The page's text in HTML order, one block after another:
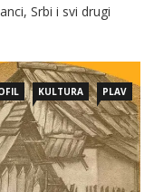
Srbi i svi drugi
KULTURA
PLAV